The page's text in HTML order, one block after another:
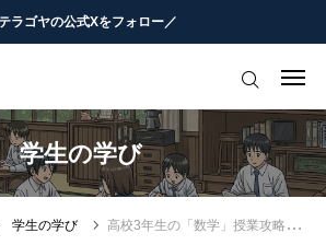
ラゴヤの公式Xをフォロー／
学生の学び
学生の学び 高校3年生の「数学」授業攻略